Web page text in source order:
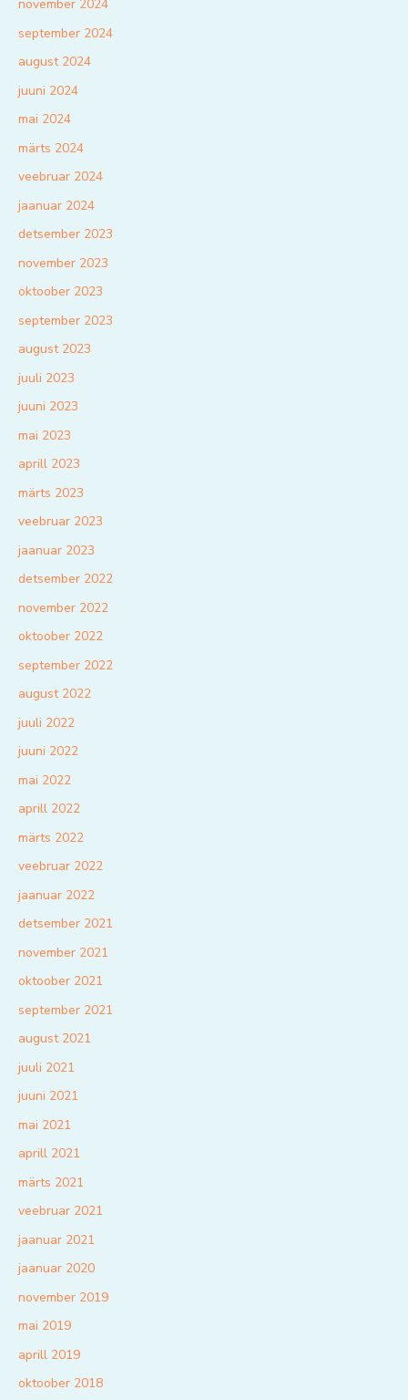
november 2024
september 2024
august 2024
juuni 2024
mai 2024
märts 2024
veebruar 2024
jaanuar 2024
detsember 2023
november 2023
oktoober 2023
september 2023
august 2023
juuli 2023
juuni 2023
mai 2023
aprill 2023
märts 2023
veebruar 2023
jaanuar 2023
detsember 2022
november 2022
oktoober 2022
september 2022
august 2022
juuli 2022
juuni 2022
mai 2022
aprill 2022
märts 2022
veebruar 2022
jaanuar 2022
detsember 2021
november 2021
oktoober 2021
september 2021
august 2021
juuli 2021
juuni 2021
mai 2021
aprill 2021
märts 2021
veebruar 2021
jaanuar 2021
jaanuar 2020
november 2019
mai 2019
aprill 2019
oktoober 2018